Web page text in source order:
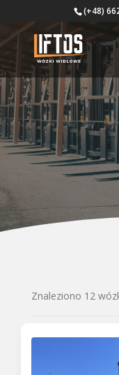
(+48)
Znaleziono 12